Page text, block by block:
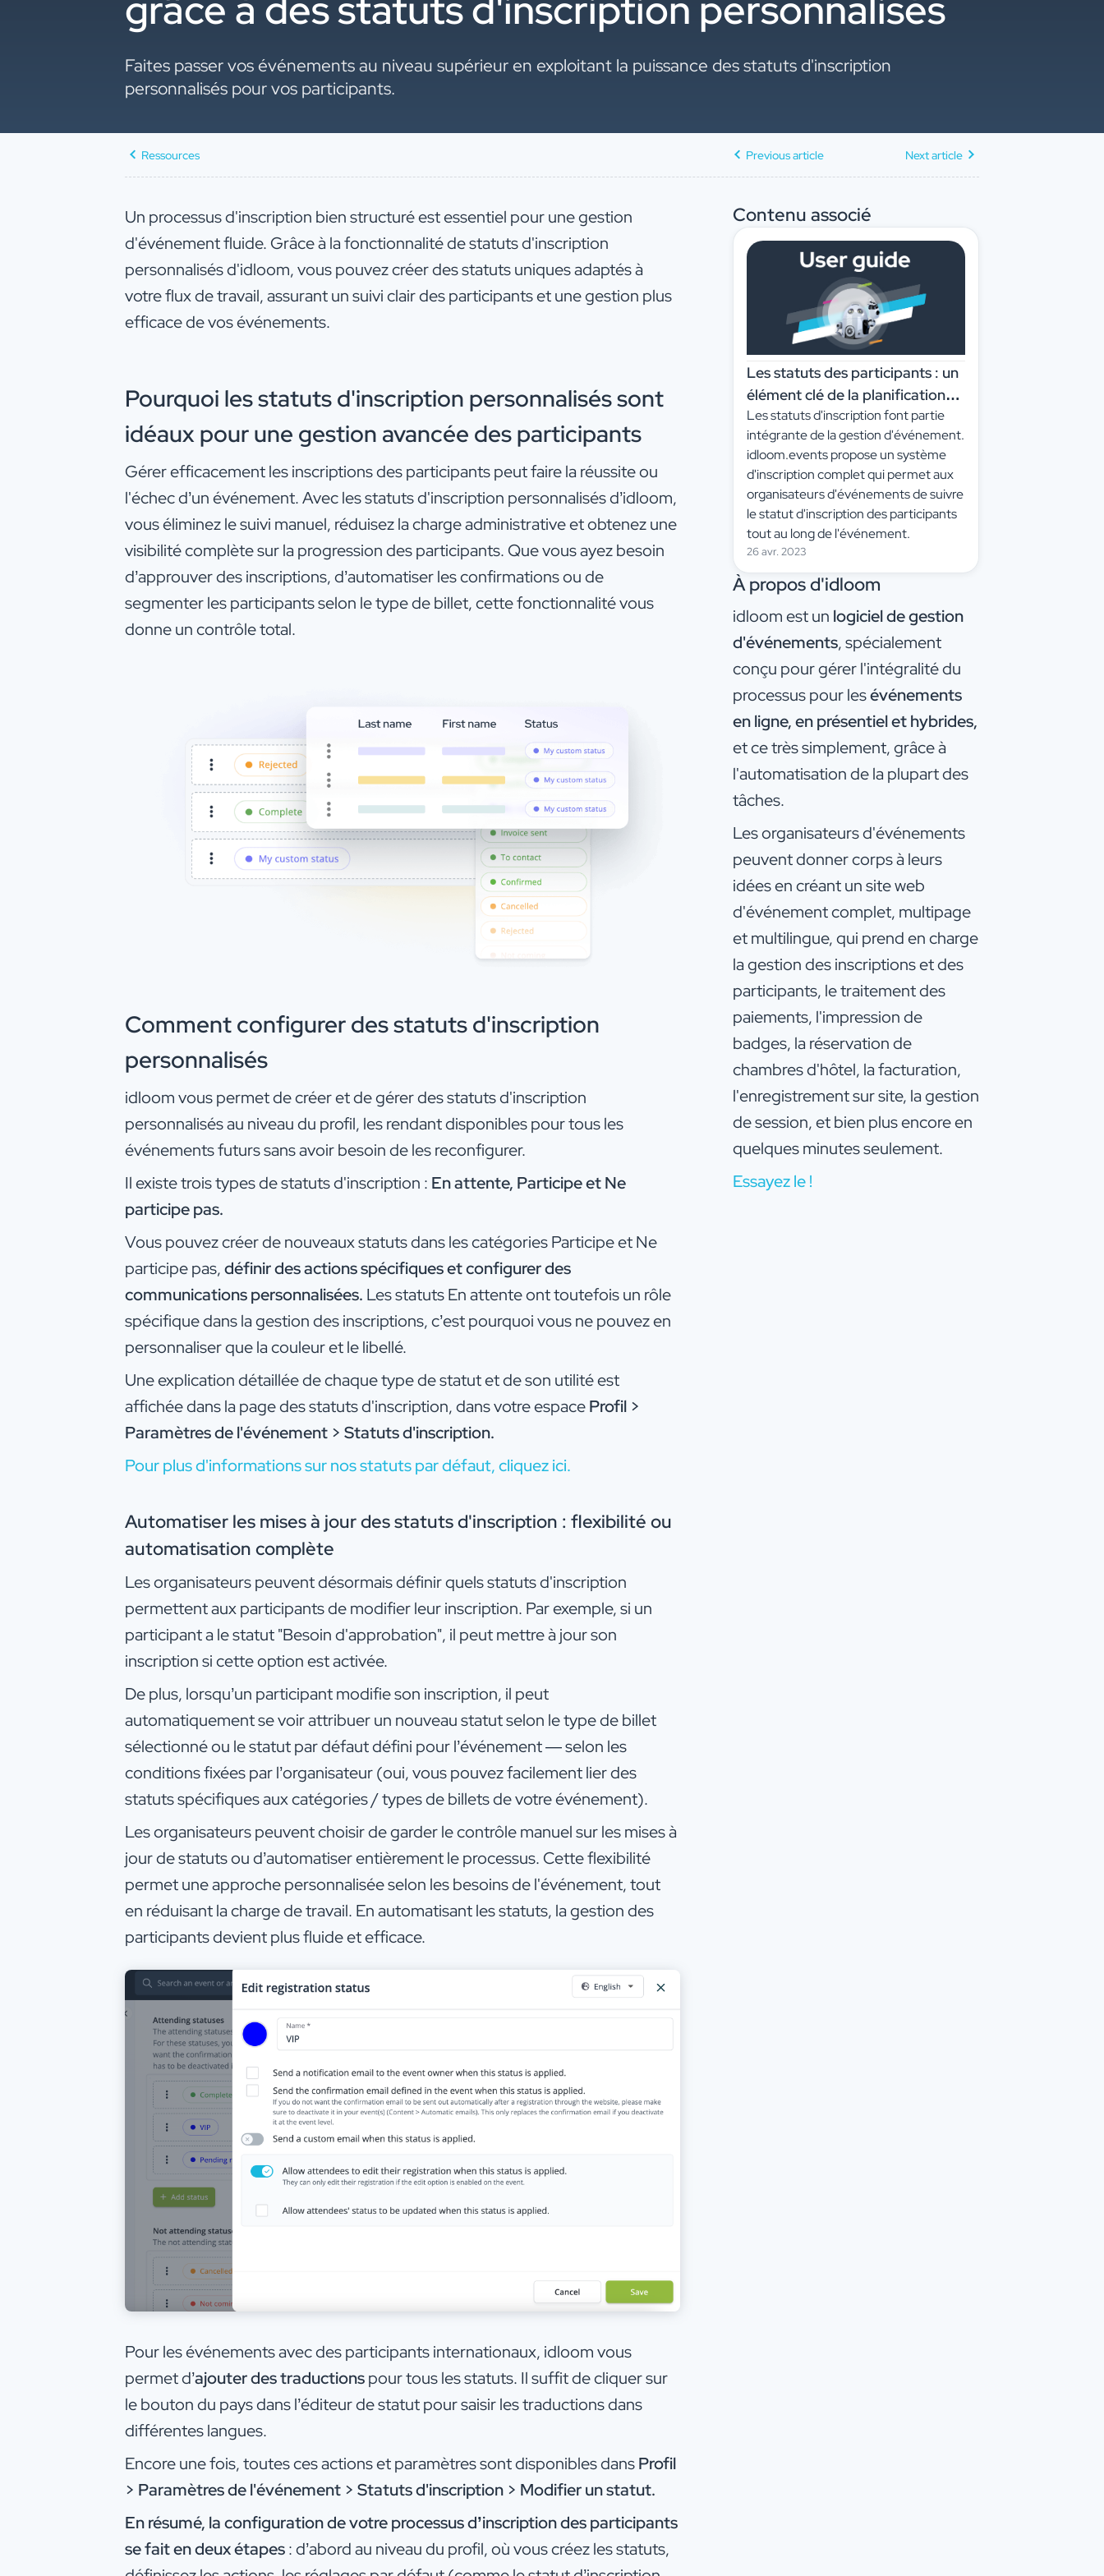
Faites passer vos événements au niveau supérieur en exploitant la puissance des statuts d'inscription
personnalisés pour vos participants.
Ressources Previous article Next article
Un processus d'inscription bien structuré est essentiel pour une gestion
d'événement fluide. Grâce à la fonctionnalité de statuts d'inscription
personnalisés d'idloom, vous pouvez créer des statuts uniques adaptés à
votre flux de travail, assurant un suivi clair des participants et une gestion plus
efficace de vos événements.
Pourquoi les statuts d'inscription personnalisés sont
idéaux pour une gestion avancée des participants
Gérer efficacement les inscriptions des participants peut faire la réussite ou
l'échec d’un événement. Avec les statuts d'inscription personnalisés d’idloom,
vous éliminez le suivi manuel, réduisez la charge administrative et obtenez une
visibilité complète sur la progression des participants. Que vous ayez besoin
d’approuver des inscriptions, d’automatiser les confirmations ou de
segmenter les participants selon le type de billet, cette fonctionnalité vous
donne un contrôle total.
Comment configurer des statuts d'inscription
personnalisés
idloom vous permet de créer et de gérer des statuts d'inscription
personnalisés au niveau du profil, les rendant disponibles pour tous les
événements futurs sans avoir besoin de les reconfigurer.
Il existe trois types de statuts d'inscription : En attente, Participe et Ne
participe pas.
Vous pouvez créer de nouveaux statuts dans les catégories Participe et Ne
participe pas,définir des actions spécifiques et configurer des
communications personnalisées. Les statuts En attente ont toutefois un rôle
spécifique dans la gestion des inscriptions, c’est pourquoi vous ne pouvez en
personnaliser que la couleur et le libellé.
Une explication détaillée de chaque type de statut et de son utilité est
affichée dans la page des statuts d'inscription, dans votre espaceProfil >
Paramètres de l'événement > Statuts d'inscription.
Pour plus d'informations sur nos statuts par défaut, cliquez ici.
Automatiser les mises à jour des statuts d'inscription : flexibilité ou
automatisation complète
Les organisateurs peuvent désormais définir quels statuts d'inscription
permettent aux participants de modifier leur inscription. Par exemple, si un
participant a le statut "Besoin d'approbation", il peut mettre à jour son
inscription si cette option est activée.
De plus, lorsqu’un participant modifie son inscription, il peut
automatiquement se voir attribuer un nouveau statut selon le type de billet
sélectionné ou le statut par défaut défini pour l’événement — selon les
conditions fixées par l’organisateur (oui, vous pouvez facilement lier des
statuts spécifiques aux catégories / types de billets de votre événement).
Les organisateurs peuvent choisir de garder le contrôle manuel sur les mises à
jour de statuts ou d’automatiser entièrement le processus. Cette flexibilité
permet une approche personnalisée selon les besoins de l'événement, tout
en réduisant la charge de travail. En automatisant les statuts, la gestion des
participants devient plus fluide et efficace.
Pour les événements avec des participants internationaux, idloom vous
permet d’ajouter des traductionspour tous les statuts. Il suffit de cliquer sur
le bouton du pays dans l’éditeur de statut pour saisir les traductions dans
différentes langues.
Encore une fois, toutes ces actions et paramètres sont disponibles dansProfil
> Paramètres de l'événement > Statuts d'inscription > Modifier un statut.
En résumé, la configuration de votre processus d’inscription des participants
se fait en deux étapes: d’abord au niveau du profil, où vous créez les statuts,
Contenu associé
Les statuts des participants : un
élément clé de la planification
d'un événement
Les statuts d'inscription font partie
intégrante de la gestion d'événement.
idloom.events propose un système
d'inscription complet qui permet aux
organisateurs d'événements de suivre
le statut d'inscription des participants
tout au long de l'événement.
26 avr. 2023
À propos d'idloom
idloom est un logiciel de gestion
d'événements, spécialement
conçu pour gérer l'intégralité du
processus pour lesévénements
en ligne, en présentiel et hybrides,
et ce très simplement,grâce à
l'automatisation de la plupart des
tâches.
Les organisateurs d'événements
peuvent donner corps à leurs
idées en créant un site web
d'événement complet, multipage
et multilingue, qui prend en charge
la gestion des inscriptions et des
participants, le traitement des
paiements, l'impression de
badges, la réservation de
chambres d'hôtel, la facturation,
l'enregistrement sur site, la gestion
de session, et bien plus encore en
quelques minutes seulement.
Essayez le !